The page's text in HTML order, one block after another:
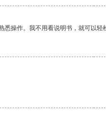
操作。我不用看说明书，就可以轻